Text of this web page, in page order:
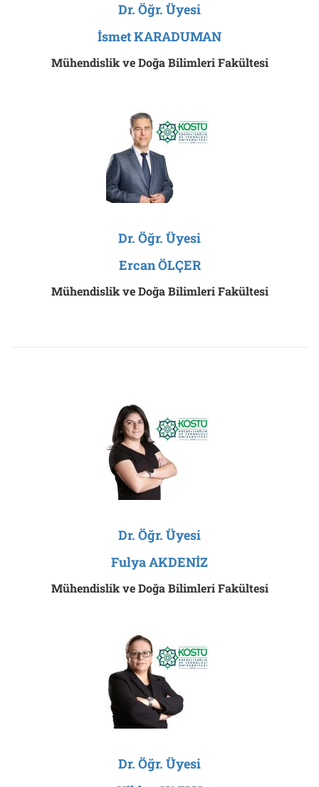
Dr. Öğr. Üyesi
İsmet KARADUMAN
Mühendislik ve Doğa Bilimleri Fakültesi
Dr. Öğr. Üyesi
Ercan ÖLÇER
Mühendislik ve Doğa Bilimleri Fakültesi
Dr. Öğr. Üyesi
Fulya AKDENİZ
Mühendislik ve Doğa Bilimleri Fakültesi
Dr. Öğr. Üyesi